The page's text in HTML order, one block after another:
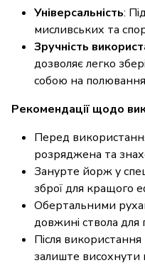
Універсальність:
мисливських та
Зручність
дозволяє легко
собою на
Рекомендації щодо
Перед
розряджена та
Занурте йорж у
зброї для кращого
Обертальними
довжині ствола
Після
залиште